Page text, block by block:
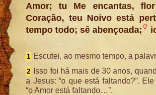
Amor; tu Me encantas,
Coração, teu Noivo está
tempo todo; sê abençoada;
1 Escutei, ao mesmo tempo, a
2
Isso foi há mais de 30 anos,
a Jesus: “o que está faltando?”.
“o Amor está faltando…”.